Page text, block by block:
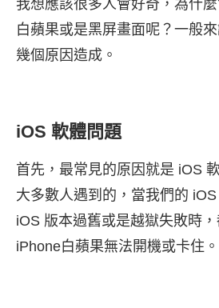
我想應該很多人會好奇，為什
白蘋果或是黑屏畫面呢？一般
幾個原因造成。
iOS 軟體問題
首先，最常見的原因就是 iOS
大多數人遇到的，當我們的 iOS
iOS 版本過舊或是越獄失敗時
iPhone白蘋果無法開機或卡住。